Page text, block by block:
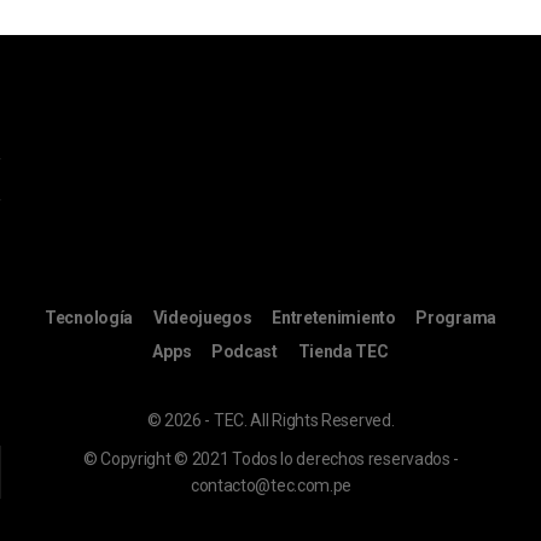
Tecnología Videojuegos Entretenimiento
Programa
Apps
Podcast Tienda TEC
© 2026 - TEC. All Rights Reserved.
© Copyright © 2021 Todos lo derechos reservados -
contacto@tec.com.pe